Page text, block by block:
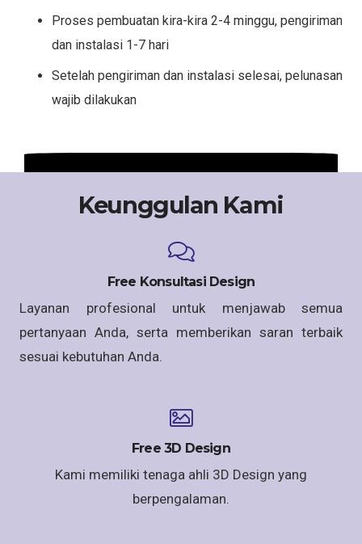
Proses pembuatan kira-kira 2-4 minggu, pengiriman
dan instalasi 1-7 hari
Setelah pengiriman dan instalasi selesai, pelunasan
wajib dilakukan
Keunggulan Kami
Free Konsultasi Design
Layanan profesional untuk menjawab semua
pertanyaan Anda, serta memberikan saran terbaik
sesuai kebutuhan Anda.
Free 3D Design
Kami memiliki tenaga ahli 3D Design yang
berpengalaman.